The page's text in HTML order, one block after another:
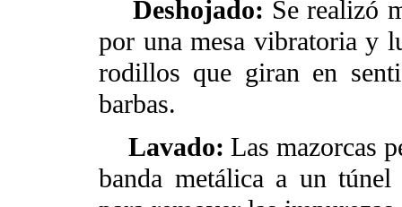
Deshojado: Se realizó
por una mesa vibratoria y
rodillos que giran en
barbas.
Lavado: Las mazorcas
banda metálica a un